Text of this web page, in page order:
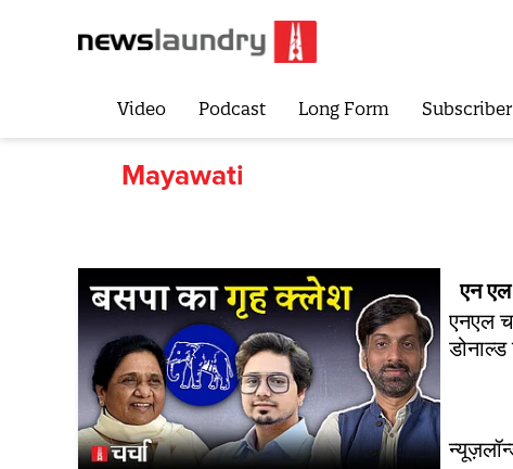
Video Podcast Long Form
Mayawati
एन एल
एनएल